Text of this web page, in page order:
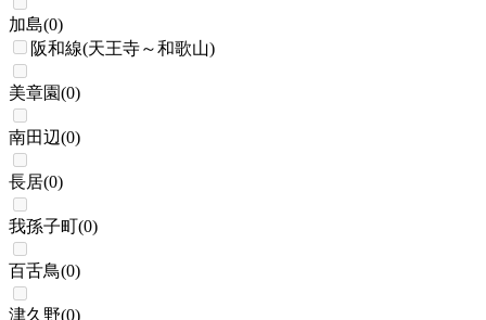
加島(0)
阪和線(天王寺～和歌山)
美章園(0)
南田辺(0)
長居(0)
我孫子町(0)
百舌鳥(0)
津久野(0)